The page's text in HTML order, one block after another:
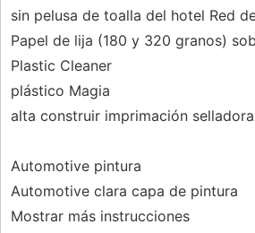
sin pelusa de toalla del hotel Red
Papel de lija (180 y 320 granos)
Plastic Cleaner
plástico Magia
alta construir imprimación selladora
Automotive pintura
Automotive clara capa de pintura
Mostrar más instrucciones